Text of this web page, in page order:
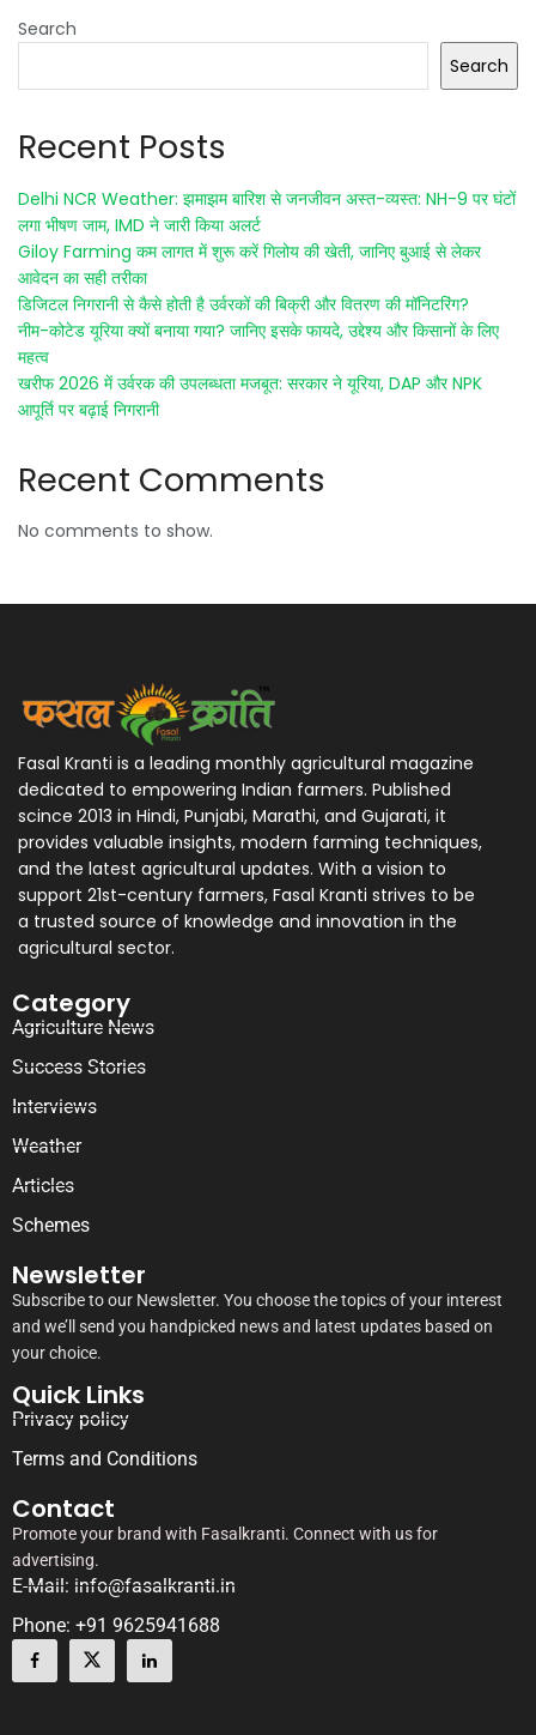
Search
Search
Recent Posts
Delhi NCR Weather: झमाझम बारिश से जनजीवन अस्त-व्यस्त: NH-9 पर घंटों
लगा भीषण जाम, IMD ने जारी किया अलर्ट
Giloy Farming कम लागत में शुरू करें गिलोय की खेती, जानिए बुआई से लेकर
आवेदन का सही तरीका
डिजिटल निगरानी से कैसे होती है उर्वरकों की बिक्री और वितरण की मॉनिटरिंग?
नीम-कोटेड यूरिया क्यों बनाया गया? जानिए इसके फायदे, उद्देश्य और किसानों के लिए
महत्व
खरीफ 2026 में उर्वरक की उपलब्धता मजबूत: सरकार ने यूरिया, DAP और NPK
आपूर्ति पर बढ़ाई निगरानी
Recent Comments
No comments to show.
Fasal Kranti is a leading monthly agricultural magazine
dedicated to empowering Indian farmers. Published
scince 2013 in Hindi, Punjabi, Marathi, and Gujarati, it
provides valuable insights, modern farming techniques,
and the latest agricultural updates. With a vision to
support 21st-century farmers, Fasal Kranti strives to be
a trusted source of knowledge and innovation in the
agricultural sector.
Category
Agriculture News
Success Stories
Interviews
Weather
Articles
Schemes
Newsletter
Subscribe to our Newsletter. You choose the topics of your interest
and we’ll send you handpicked news and latest updates based on
your choice.
Quick Links
Privacy policy
Terms and Conditions
Contact
Promote your brand with Fasalkranti. Connect with us for
advertising.
E-Mail: info@fasalkranti.in
Phone: +91 9625941688